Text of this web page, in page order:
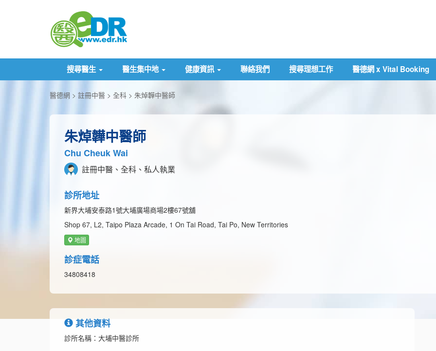
搜尋醫生 醫生集中地 健康資訊 聯絡我們 搜尋理想工作 醫德網 x Vital Booking
醫德網 註冊中醫 全科 朱焯韡中醫師
朱焯韡中醫師
Chu Cheuk Wai
註冊中醫、全科、私人執業
診所地址
新界大埔安泰路1號大埔廣場商場2樓67號舖
Shop 67, L2, Taipo Plaza Arcade, 1 On Tai Road, Tai Po, New Territories
地圖
診症電話
34808418
其他資料
診所名稱：大埔中醫診所